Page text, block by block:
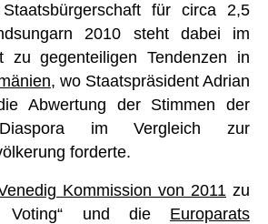
für circa 2,5
2010 steht dabei im
zu gegenteiligen Tendenzen in
, wo Staatspräsident Adrian
Abwertung der Stimmen der
Diaspora im Vergleich zur
forderte.
Kommission von 2011 zu
Voting“ und die Europarats